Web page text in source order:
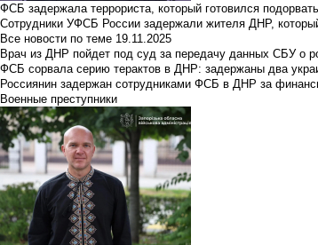
ФСБ задержала террориста, который готовился
Сотрудники УФСБ России задержали жителя ДНР,
Все новости по теме 19.11.2025
Врач из ДНР пойдет под суд за передачу данных СБУ о
ФСБ сорвала серию терактов в ДНР: задержаны два
Россиянин задержан сотрудниками ФСБ в ДНР за
Военные преступники